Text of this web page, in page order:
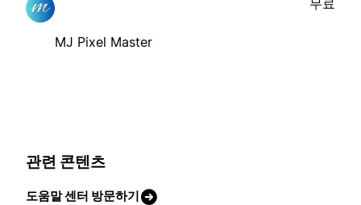
MJ Pixel Master
관련 콘텐츠
도움말 센터 방문하기